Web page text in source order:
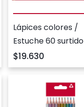
Lápices colores /
Estuche 60 surtido
$19.630